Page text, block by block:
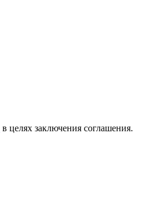
в целях заключения соглашения.